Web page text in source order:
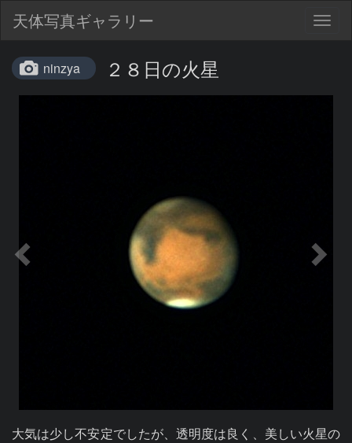
天体写真ギャラリー
ninzya ２８日の火星
大気は少し不安定でしたが、透明度は良く、美しい火星の